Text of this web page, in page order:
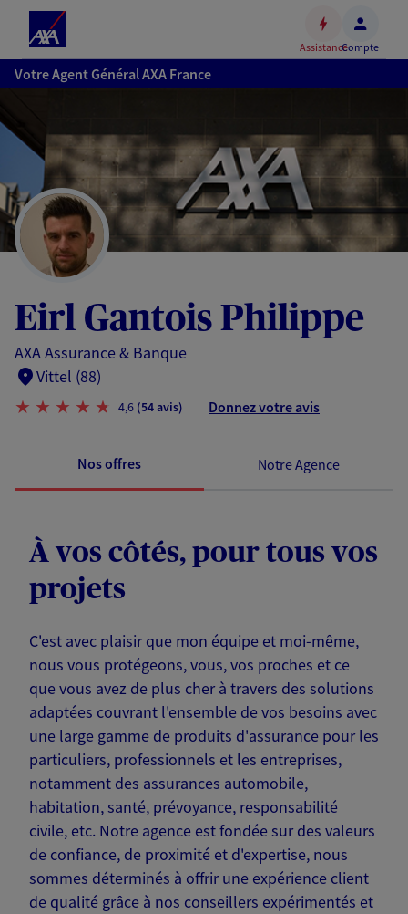
Accéder
au
Accéder
au
pied
de
page
AssistanceCompte
Votre Agent Général AXA France
Eirl Gantois Philippe
AXA Assurance & Banque
Vittel (88)
4,6 (54 avis) Donnez votre avis
Nos offres Notre Agence
À vos côtés, pour tous vos
projets
C'est avec plaisir que mon équipe et moi-même,
nous vous protégeons, vous, vos proches et ce
que vous avez de plus cher à travers des solutions
adaptées couvrant l'ensemble de vos besoins avec
une large gamme de produits d'assurance pour les
particuliers, professionnels et les entreprises,
notamment des assurances automobile,
habitation, santé, prévoyance, responsabilité
civile, etc. Notre agence est fondée sur des valeurs
de confiance, de proximité et d'expertise, nous
sommes déterminés à offrir une expérience client
de qualité grâce à nos conseillers expérimentés et